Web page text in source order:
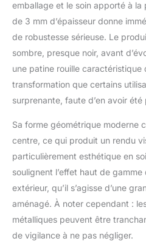
qui
les
Le
est
de
et
et
emballage et le soin apporté à la
de 3 mm d’épaisseur donne
de robustesse sérieuse. Le
sombre, presque noir, avant
une patine rouille
transformation que certains
surprenante, faute d’en avoir été
Sa forme géométrique moderne
centre, ce qui produit un rendu
particulièrement esthétique en
soulignent l’effet haut de
extérieur, qu’il s’agisse d’une
aménagé. À noter cependant :
métalliques peuvent être
de vigilance à ne pas négliger.